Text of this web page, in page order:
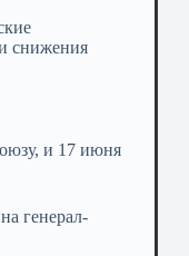
снижения
и 17 июня
генерал-